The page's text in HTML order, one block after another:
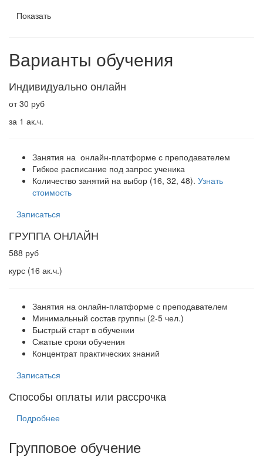
Показать
Варианты обучения
Индивидуально онлайн
от 30 руб
за 1 ак.ч.
Занятия на онлайн-платформе с преподавателем
Гибкое расписание под запрос ученика
Количество занятий на выбор (16, 32, 48). Узнать
стоимость
Записаться
ГРУППА ОНЛАЙН
588 руб
курс (16 ак.ч.)
Занятия на онлайн-платформе с преподавателем
Минимальный состав группы (2-5 чел.)
Быстрый старт в обучении
Сжатые сроки обучения
Концентрат практических знаний
Записаться
Способы оплаты или рассрочка
Подробнее
Групповое обучение